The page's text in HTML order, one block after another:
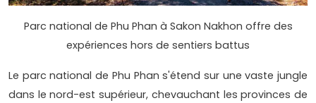
Parc national de Phu Phan à Sakon Nakhon offre des
expériences hors de sentiers battus
Le parc national de Phu Phan s'étend sur une vaste jungle
dans le nord-est supérieur, chevauchant les provinces de